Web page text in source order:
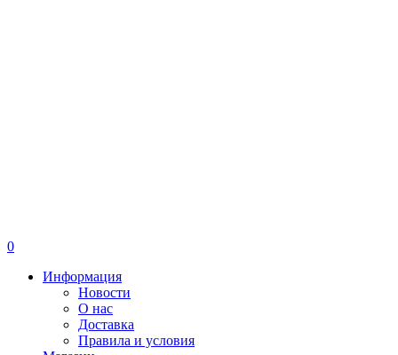
0
Информация
Новости
О нас
Доставка
Правила и условия